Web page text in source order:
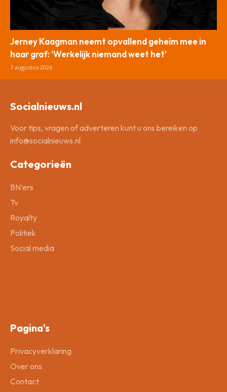
Jerney Kaagman neemt opvallend geheim mee in
haar graf: ‘Werkelijk niemand weet het’
7 augustus 2026
Socialnieuws.nl
Voor tips, vragen of adverteren kunt u ons bereiken op
info@socialnieuws.nl
Categorieën
BN’ers
Tv
Royalty
Politiek
Social media
Pagina's
Privacyverklaring
Over ons
Contact